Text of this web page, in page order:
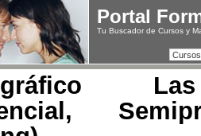
Portal
Tu Buscador de Cursos y